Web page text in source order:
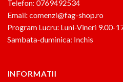
Telefon: 0769492534
Email: comenzi@fag-shop.ro
Program Lucru: Luni-Vineri 9.00-
Sambata-duminica: Inchis
INFORMATII